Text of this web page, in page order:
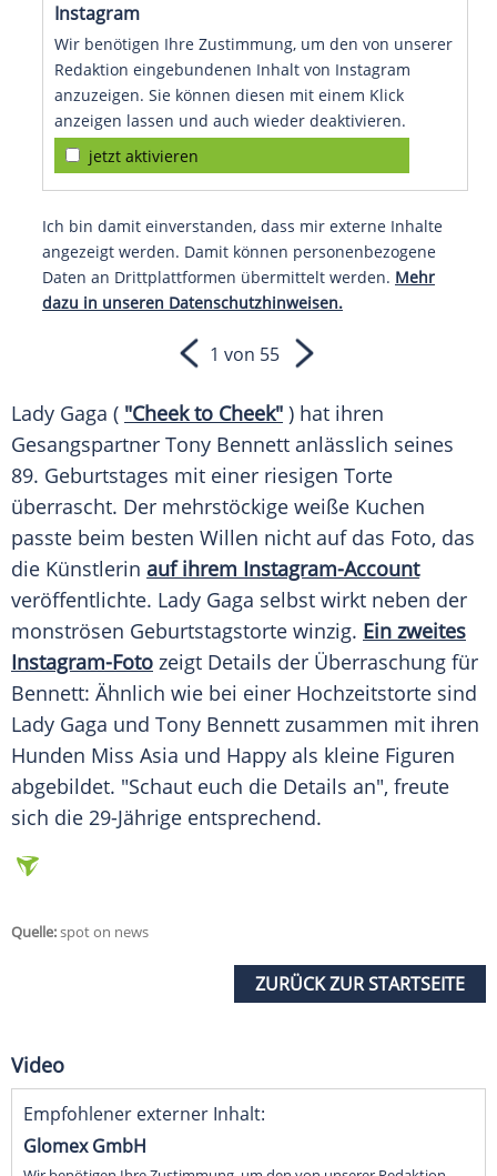
Instagram
Wir benötigen Ihre Zustimmung, um den von unserer
Redaktion eingebundenen Inhalt von Instagram
anzuzeigen. Sie können diesen mit einem Klick
anzeigen lassen und auch wieder deaktivieren.
jetzt aktivieren
Ich bin damit einverstanden, dass mir externe Inhalte
angezeigt werden. Damit können personenbezogene
Daten an Drittplattformen übermittelt werden. Mehr
dazu in unseren Datenschutzhinweisen.
1 von 55
Lady Gaga ( "Cheek to Cheek" ) hat ihren
Gesangspartner Tony Bennett anlässlich seines
89. Geburtstages mit einer riesigen Torte
überrascht. Der mehrstöckige weiße Kuchen
passte beim besten Willen nicht auf das Foto, das
die Künstlerin auf ihrem Instagram-Account
veröffentlichte. Lady Gaga selbst wirkt neben der
monströsen Geburtstagstorte winzig. Ein zweites
Instagram-Foto zeigt Details der Überraschung für
Bennett: Ähnlich wie bei einer Hochzeitstorte sind
Lady Gaga und Tony Bennett zusammen mit ihren
Hunden Miss Asia und Happy als kleine Figuren
abgebildet. "Schaut euch die Details an", freute
sich die 29-Jährige entsprechend.
Quelle:spot on news
ZURÜCK ZUR STARTSEITE
Video
Empfohlener externer Inhalt:
Glomex GmbH